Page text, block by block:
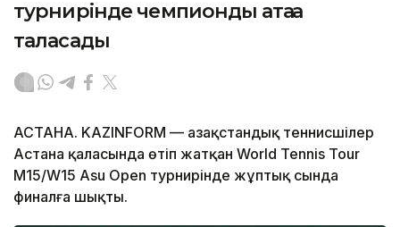
турнирінде чемпиондық атаққа
таласады
АСТАНА. KAZINFORM — Қазақстандық теннисшілер
Астана қаласында өтіп жатқан World Tennis Tour
M15/W15 Asu Open турнирінде жұптық сында
финалға шықты.